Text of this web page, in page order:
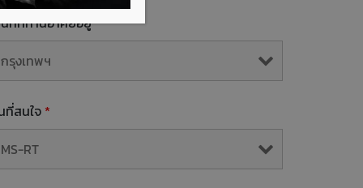
ที่ที่ท่านอาศัยอยู่*
ที่สนใจ *